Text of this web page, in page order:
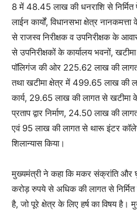
8 में 48.45 लाख की धनराशि से
लाईन कार्यों, विधानसभा क्षेत्र
से राजस्व निरीक्षक व उपनिरीक्षक के
से उपनिरीक्षकों के कार्यालय भवनों,
पॉलिगंज की ओर 225.62 लाख की लागत से
तथा खटीमा क्षेत्र में 499.65 लाख की
कार्य, 29.65 लाख की लागत से खटीमा
प्रताप द्वार निर्माण, 24.50 लाख की
एवं 95 लाख की लागत से थारू इंटर कॉलेज
शिलान्यास किया।
मुख्यमंत्री ने कहा कि मकर संक्रांति और
करोड़ रुपये से अधिक की लागत से
है, जो पूरे क्षेत्र के लिए हर्ष का विषय है।